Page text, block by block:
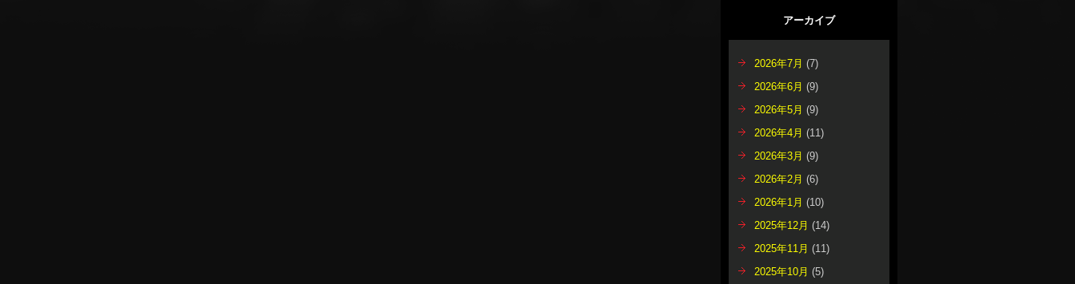
アーカイブ
2026年7月 (7)
2026年6月 (9)
2026年5月 (9)
2026年4月 (11)
2026年3月 (9)
2026年2月 (6)
2026年1月 (10)
2025年12月 (14)
2025年11月 (11)
2025年10月 (5)